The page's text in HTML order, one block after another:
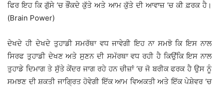
ਫਿਰ ਇਹ ਕਿ ਗੁੱਸੇ ’ਚ ਭੌਂਕਦੇ ਕੁੱਤੇ ਅਤੇ ਆਮ ਕੁੱਤੇ ਦੀ ਆਵਾਜ਼ ’ਚ ਕੀ ਫ਼ਰਕ ਹੈ।
(Brain Power)
ਦੇਖਦੇ ਹੀ ਦੇਖਦੇ ਤੁਹਾਡੀ ਸਮਰੱਥਾ ਵਧ ਜਾਵੇਗੀ ਇਹ ਨਾ ਸਮਝੋ ਕਿ ਇਸ ਨਾਲ
ਸਿਰਫ ਤੁਹਾਡੀ ਦੇਖਣ ਅਤੇ ਸੁਣਨ ਦੀ ਸਮੱਰਥਾ ਵਧ ਰਹੀ ਹੈ ਕਿਉਂਕਿ ਇਸ ਨਾਲ
ਤੁਹਾਡੇ ਦਿਮਾਗ ਤੇ ਸੁੱਤੇ ਕੇਂਦਰ ਜਾਗ ਰਹੇ ਹਨ ਚੀਜ਼ਾਂ ’ਚ ਜੋ ਬਰੀਕ ਫਰਕ ਹੈ ਉਸ ਨੂੰ
ਸਮਝਣ ਦੀ ਸ਼ਕਤੀ ਜਾਗ੍ਰਿਤ ਹੋਵੇਗੀ ਇੱਕ ਆਮ ਵਿਅਕਤੀ ਅਤੇ ਇੱਕ ਪੇਸ਼ੇਵਰ ’ਚ